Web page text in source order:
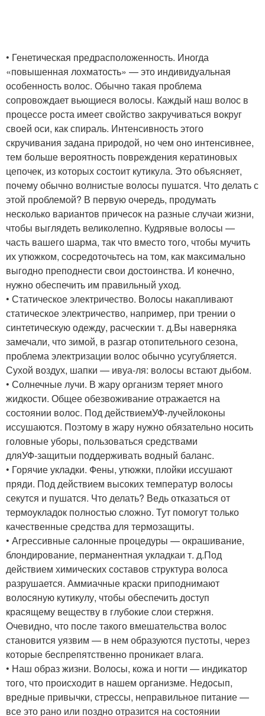
• Генетическая предрасположенность. Иногда
«повышенная лохматость» — это индивидуальная
особенность волос. Обычно такая проблема
сопровождает вьющиеся волосы. Каждый наш волос в
процессе роста имеет свойство закручиваться вокруг
своей оси, как спираль. Интенсивность этого
скручивания задана природой, но чем оно интенсивнее,
тем больше вероятность повреждения кератиновых
цепочек, из которых состоит кутикула. Это объясняет,
почему обычно волнистые волосы пушатся. Что делать с
этой проблемой? В первую очередь, продумать
несколько вариантов причесок на разные случаи жизни,
чтобы выглядеть великолепно. Кудрявые волосы —
часть вашего шарма, так что вместо того, чтобы мучить
их утюжком, сосредоточьтесь на том, как максимально
выгодно преподнести свои достоинства. И конечно,
нужно обеспечить им правильный уход.
• Статическое электричество. Волосы накапливают
статическое электричество, например, при трении о
синтетическую одежду, расческии т. д.Вы наверняка
замечали, что зимой, в разгар отопительного сезона,
проблема электризации волос обычно усугубляется.
Сухой воздух, шапки — ивуа-ля: волосы встают дыбом.
• Солнечные лучи. В жару организм теряет много
жидкости. Общее обезвоживание отражается на
состоянии волос. Под действиемУФ-лучейлоконы
иссушаются. Поэтому в жару нужно обязательно носить
головные уборы, пользоваться средствами
дляУФ-защитыи поддерживать водный баланс.
• Горячие укладки. Фены, утюжки, плойки иссушают
пряди. Под действием высоких температур волосы
секутся и пушатся. Что делать? Ведь отказаться от
термоукладок полностью сложно. Тут помогут только
качественные средства для термозащиты.
• Агрессивные салонные процедуры — окрашивание,
блондирование, перманентная укладкаи т. д.Под
действием химических составов структура волоса
разрушается. Аммиачные краски приподнимают
волосяную кутикулу, чтобы обеспечить доступ
красящему веществу в глубокие слои стержня.
Очевидно, что после такого вмешательства волос
становится уязвим — в нем образуются пустоты, через
которые беспрепятственно проникает влага.
• Наш образ жизни. Волосы, кожа и ногти — индикатор
того, что происходит в нашем организме. Недосып,
вредные привычки, стрессы, неправильное питание —
все это рано или поздно отразится на состоянии